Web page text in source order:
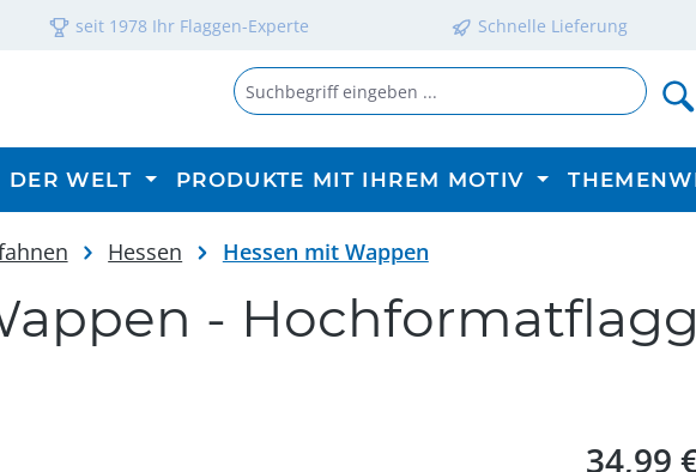
seit 1978 Ihr Flaggen-Experte Schnelle Lieferung
DER WELT PRODUKTE MIT IHREM MOTIV
Hessen Hessen mit Wappen
-
Regulärer
34,99